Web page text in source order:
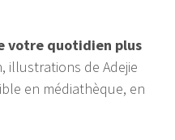
votre quotidien plus
illustrations de Adejie
en médiathèque, en